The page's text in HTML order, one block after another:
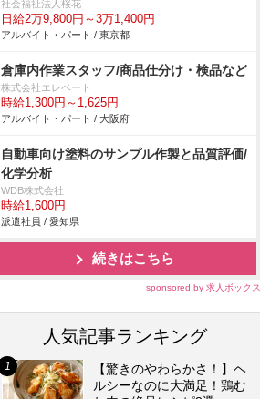
社会福祉法人桜花
日給2万9,800円～3万1,400円
アルバイト・パート / 東京都
倉庫内作業スタッフ/商品仕分け・検品など
株式会社エレベート
時給1,300円～1,625円
アルバイト・パート / 大阪府
自動車向け塗料のサンプル作製と品質評価/
化学分析
WDB株式会社
時給1,600円
派遣社員 / 愛知県
続きはこちら
sponsored by 求人ボックス
人気記事ランキング
【驚きのやわらかさ！】ヘ
ルシーなのに大満足！鶏む